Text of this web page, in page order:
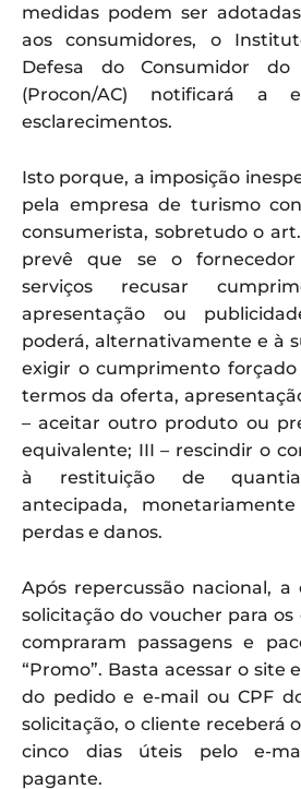
medidas podem ser
aos consumidores, o
Defesa do Consumidor
(Procon/AC) notificará a
esclarecimentos.
Isto porque, a imposição
pela empresa de turismo
consumerista, sobretudo o
prevê que se o
serviços recusar
apresentação ou
poderá, alternativamente e à
exigir o cumprimento forçado
termos da oferta,
– aceitar outro produto ou
equivalente; III – rescindir o
à restituição de quantia
antecipada,
perdas e danos.
Após repercussão nacional,
solicitação do voucher para
compraram passagens e
“Promo”. Basta acessar o site
do pedido e e-mail ou CPF
solicitação, o cliente receberá
cinco dias úteis pelo e-
pagante.